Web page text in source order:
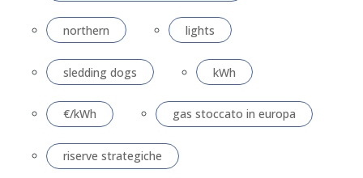
northern lights
sledding dogs kWh
€/kWh gas stoccato in europa
riserve strategiche